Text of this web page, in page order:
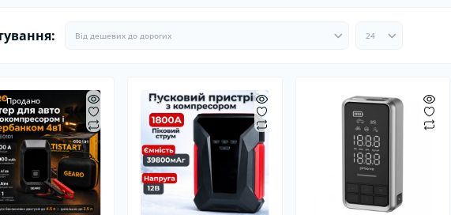
Продано Хіт